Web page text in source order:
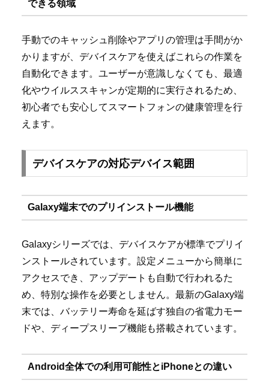
できる領域
手動でのキャッシュ削除やアプリの管理は手間がか
かりますが、デバイスケアを使えばこれらの作業を
自動化できます。ユーザーが意識しなくても、最適
化やウイルススキャンが定期的に実行されるため、
初心者でも安心してスマートフォンの健康管理を行
えます。
デバイスケアの対応デバイス範囲
Galaxy端末でのプリインストール機能
Galaxyシリーズでは、デバイスケアが標準でプリイ
ンストールされています。設定メニューから簡単に
アクセスでき、アップデートも自動で行われるた
め、特別な操作を必要としません。最新のGalaxy端
末では、バッテリー寿命を延ばす独自の省電力モー
ドや、ディープスリープ機能も搭載されています。
Android全体での利用可能性とiPhoneとの違い